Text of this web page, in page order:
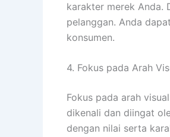
karakter merek Anda.
pelanggan. Anda
konsumen.
4. Fokus pada Arah
Fokus pada arah
dikenali dan diingat
dengan nilai serta